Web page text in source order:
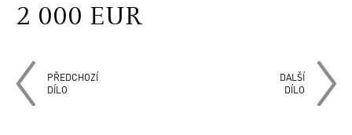
2 000 EUR
PŘEDCHOZÍ
DÍLO
DALŠÍ
DÍLO